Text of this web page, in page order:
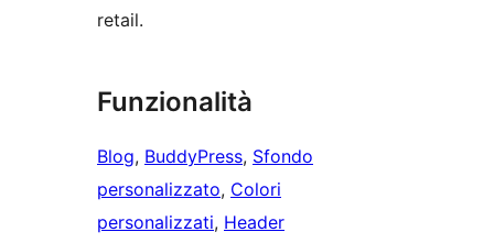
retail.
Funzionalità
Blog, BuddyPress, Sfondo
personalizzato, Colori
personalizzati, Header